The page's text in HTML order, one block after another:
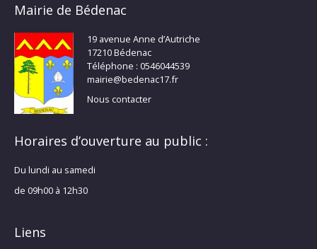
Mairie de Bédenac
19 avenue Anne d’Autriche
17210 Bédenac
Téléphone : 0546044539
mairie@bedenac17.fr
Nous contacter
Horaires d’ouverture au public :
Du lundi au samedi
de 09h00 à 12h30
Liens